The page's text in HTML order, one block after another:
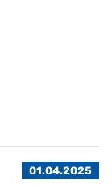
01.04.2025